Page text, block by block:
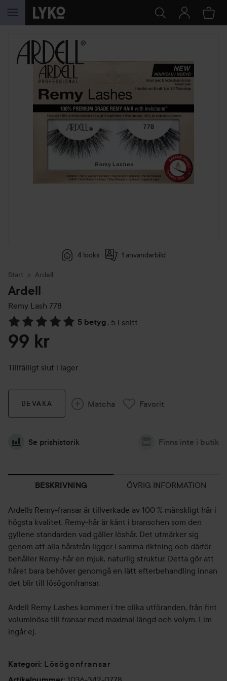
HOPPA TILL INNEHÅLLET
4 looks 1 användarbild
Start Ardell
Ardell
Remy Lash 778
5 betyg , 5 i snitt
Hoppa till Betyg & kommentarer
99 kr
Tillfälligt slut i lager
BEVAKA Matcha Favorit
Se prishistorik Finns inte i butik
BESKRIVNING ÖVRIG INFORMATION
Ardells Remy-fransar är tillverkade av 100 % mänskligt hår i
högsta kvalitet. Remy-hår är känt i branschen som den
gyllene standarden vad gäller löshår. Det utmärker sig
genom att alla hårstrån ligger i samma riktning och därför
behåller Remy-hår en mjuk, naturlig struktur. Detta gör att
håret bara behöver genomgå en lätt efterbehandling innan
det blir till lösögonfransar.
Ardell Remy Lashes kommer i tre olika utföranden, från fint
voluminösa till fransar med maximal längd och volym. Lim
ingår ej.
Kategori: Lösögonfransar